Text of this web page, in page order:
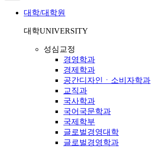
대학/대학원
대학UNIVERSITY
성심교정
경영학과
경제학과
공간디자인ㆍ소비자학과
교직과
국사학과
국어국문학과
국제학부
글로벌경영대학
글로벌경영학과